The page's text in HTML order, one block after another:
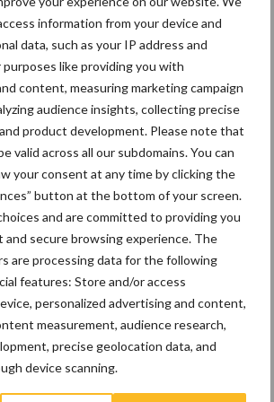
information from your device and
data, such as your IP address and
like providing you with
content, measuring marketing campaign
audience insights, collecting precise
product development. Please note that
valid across all our subdomains. You can
your consent at any time by clicking the
button at the bottom of your screen.
and are committed to providing you
secure browsing experience. The
are processing data for the following
features: Store and/or access
personalized advertising and content,
measurement, audience research,
precise geolocation data, and
device scanning.
segmentering bij onder andere
blijkt, is er ruimte aan de bovenkant van de
groep consumenten die, onder
voor de impact van producten op onze
dan niet lokaal of biologisch-dynamisch. Dit
kleinere producenten en/of
producten. De supermarkten en
zich bij uitstek richten op de lichtgroene
biologische producten met een relatief
ligt er voor de kleinere spelers en
een kans om de donkergroene consument
01-2019
voor jou!